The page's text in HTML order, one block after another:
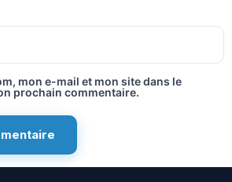
mon e-mail et mon site dans le
prochain commentaire.